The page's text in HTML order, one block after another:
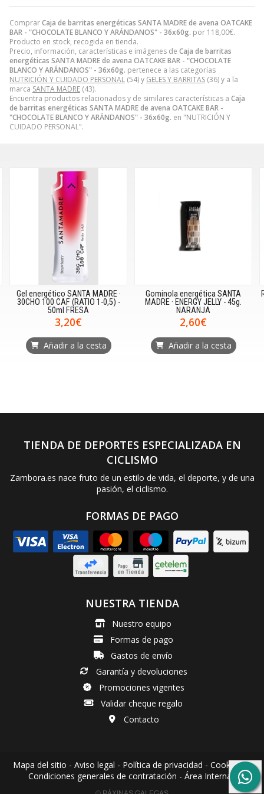
ComprarCaja de barritas energéticas SANTA MADRE de avena OATCAKE
BAR - "CHOCOLATE BLANCO Y ARÁNDANOS" - 36x60g. por 118,00€.
Producto en stock, recogida en tienda.
Precio, información, características e imágenes de Caja de barritas
energéticas SANTA MADRE de avena OATCAKE BAR - "CHOCOLATE
BLANCO Y ARÁNDANOS" - 36x60g. pertenece a las categorías
NUTRICIÓN Y CUIDADO PERSONAL (54) y GELES Y BARRITAS (36) y a la
marca SANTA MADRE (43).
Encuentra productos relacionados y de similares características a Caja
de barritas energéticas SANTA MADRE de avena OATCAKE BAR -
"CHOCOLATE BLANCO Y ARÁNDANOS" - 36x60g. en "NUTRICIÓN Y
CUIDADO PERSONAL".
Gel energético SANTA MADRE ·
30CHO 100 CAF (RATIO 1-0,5) -
50ml FRESA
3,20€
Añadir a la cesta
Gominola energética SANTA
MADRE · ENERGY JELLY - 45g.
NARANJA
2,60€
Añadir a la cesta
TIENDA DE DEPORTES ESPECIALIZADA EN
CICLISMO
Zambora.es nace fruto de un estilo de vida, el deporte, y de una
pasión, el ciclismo.
FORMAS DE PAGO
NUESTRA TIENDA
Nuestro equipo
Formas de pago
Gastos de envío
Garantía y devoluciones
Promociones vigentes
Validar cheque regalo
Contacto
Mapa del sitio - Aviso legal - Política de privacidad - Cookies-
Condiciones generales de contratación - Área Interna